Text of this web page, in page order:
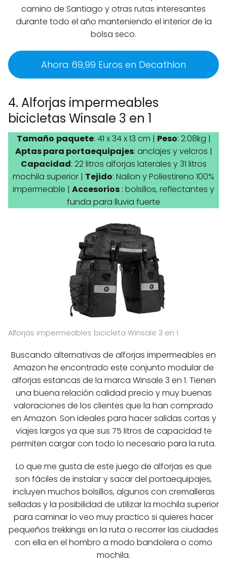
camino de Santiago y otras rutas interesantes
durante todo el año manteniendo el interior de la
bolsa seco.
Ahora 69,99 Euros en Decathlon
4. Alforjas impermeables
bicicletas Winsale 3 en 1
Tamaño paquete: 41 x 34 x 13 cm | Peso: 2.08kg |
Aptas para portaequipajes: anclajes y velcros |
Capacidad: 22 litros alforjas laterales y 31 litros
mochila superior | Tejido: Nailon y Poliestireno 100%
impermeable | Accesorios : bolsillos, reflectantes y
funda para lluvia fuerte
Alforjas impermeables bicicleta Winsale 3 en 1
Buscando alternativas de alforjas impermeables en
Amazon he encontrado este conjunto modular de
alforjas estancas de la marca Winsale 3 en 1. Tienen
una buena relación calidad precio y muy buenas
valoraciones de los clientes que la han comprado
en Amazon. Son ideales para hacer salidas cortas y
viajes largos ya que sus 75 litros de capacidad te
permiten cargar con todo lo necesario para la ruta.
Lo que me gusta de este juego de alforjas es que
son fáciles de instalar y sacar del portaequipajes,
incluyen muchos bolsillos, algunos con cremalleras
selladas y la posibilidad de utilizar la mochila superior
para caminar lo veo muy practico si quieres hacer
pequeños trekkings en la ruta o recorrer las ciudades
con ella en el hombro a modo bandolera o como
mochila.